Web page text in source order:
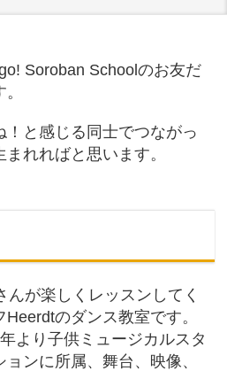
Soroban Schoolのお友だ
！と感じる同士でつながっ
れればと思います。
んが楽しくレッスンしてく
のダンス教室です。
より子供ミュージカルスタ
ンに所属、舞台、映像、